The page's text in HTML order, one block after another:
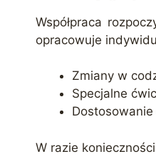
Współpraca
opracowuje
Zmiany w
Specjalne
W razie